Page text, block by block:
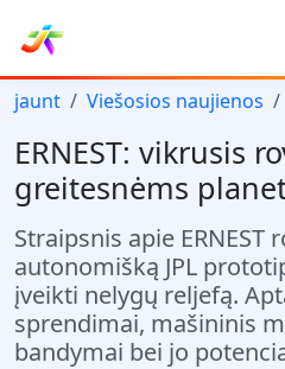
jaunt Viešosios naujienos
ERNEST: vikrusis
greitesnėms
Straipsnis apie
autonomišką JPL
įveikti nelygų reljefą.
sprendimai, mašininis
bandymai bei jo